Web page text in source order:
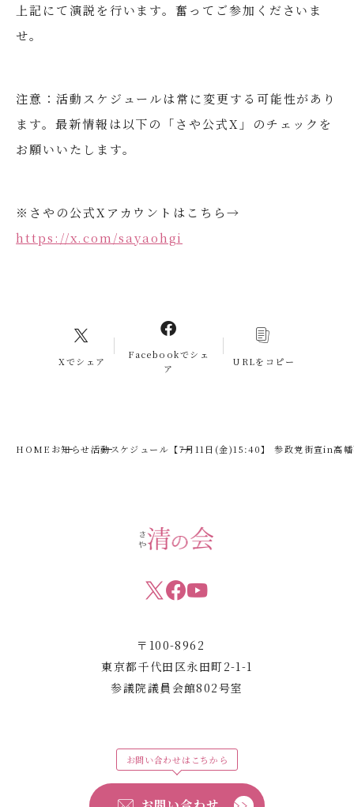
上記にて演説を行います。奮ってご参加くださいま
せ。
注意：活動スケジュールは常に変更する可能性があり
ます。最新情報は以下の「さや公式X」のチェックを
お願いいたします。
※さやの公式Xアカウントはこちら→
https://x.com/sayaohgi
Xでシェア
Facebookでシェ
ア
URLをコピー
HOME お知らせ活動スケジュール 【7月11日(金)15:40】 参政党街宣in高
〒100-8962
東京都千代田区永田町2-1-1
参議院議員会館802号室
お問い合わせはこちから